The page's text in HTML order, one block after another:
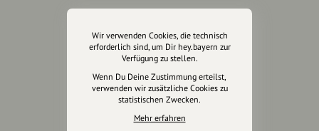
Unterstütze
unsere Plattform
hey.bayern ist ein Projekt von
uns für unsere Region und
für alle, die uns besuchen
Wir verwenden Cookies, die technisch
erforderlich sind, um Dir hey.bayern zur
Verfügung zu stellen.
Wenn Du Deine Zustimmung erteilst,
verwenden wir zusätzliche Cookies zu
statistischen Zwecken.
Mehr erfahren